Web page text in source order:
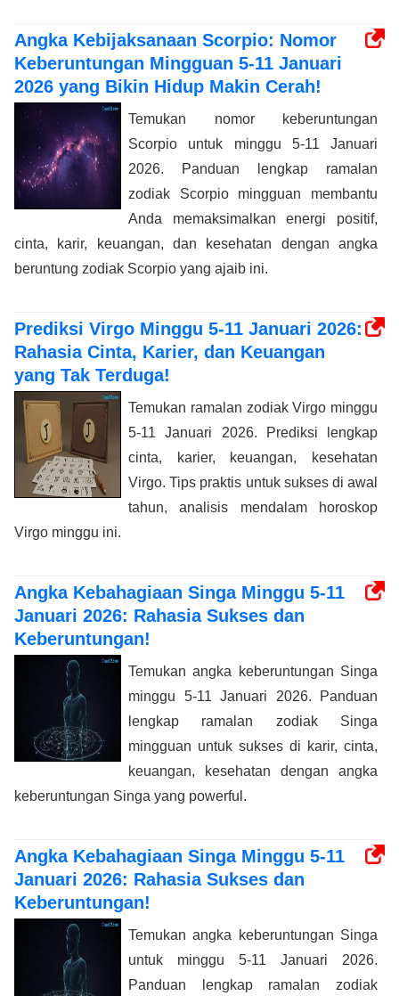
Angka Kebijaksanaan Scorpio: Nomor
Keberuntungan Mingguan 5-11 Januari
2026 yang Bikin Hidup Makin Cerah!
Temukan nomor keberuntungan
Scorpio untuk minggu 5-11 Januari
2026. Panduan lengkap ramalan
zodiak Scorpio mingguan membantu
Anda memaksimalkan energi positif,
cinta, karir, keuangan, dan kesehatan dengan angka
beruntung zodiak Scorpio yang ajaib ini.
Prediksi Virgo Minggu 5-11 Januari 2026:
Rahasia Cinta, Karier, dan Keuangan
yang Tak Terduga!
Temukan ramalan zodiak Virgo minggu
5-11 Januari 2026. Prediksi lengkap
cinta, karier, keuangan, kesehatan
Virgo. Tips praktis untuk sukses di awal
tahun, analisis mendalam horoskop
Virgo minggu ini.
Angka Kebahagiaan Singa Minggu 5-11
Januari 2026: Rahasia Sukses dan
Keberuntungan!
Temukan angka keberuntungan Singa
minggu 5-11 Januari 2026. Panduan
lengkap ramalan zodiak Singa
mingguan untuk sukses di karir, cinta,
keuangan, kesehatan dengan angka
keberuntungan Singa yang powerful.
Angka Kebahagiaan Singa Minggu 5-11
Januari 2026: Rahasia Sukses dan
Keberuntungan!
Temukan angka keberuntungan Singa
untuk minggu 5-11 Januari 2026.
Panduan lengkap ramalan zodiak